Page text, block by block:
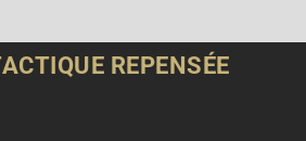
REPENSÉE